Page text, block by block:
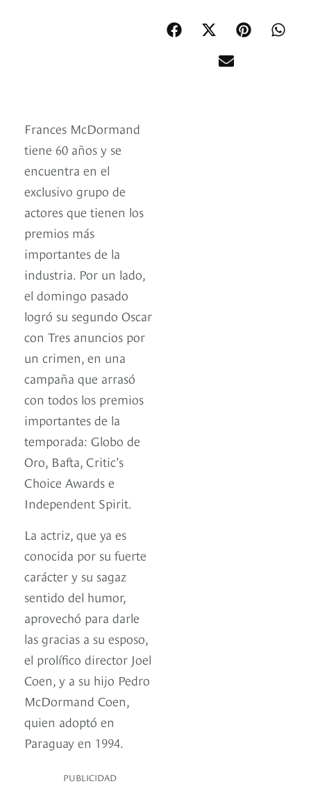
Frances McDormand
tiene 60 años y se
encuentra en el
exclusivo grupo de
actores que tienen los
premios más
importantes de la
industria. Por un lado,
el domingo pasado
logró su segundo Oscar
con Tres anuncios por
un crimen, en una
campaña que arrasó
con todos los premios
importantes de la
temporada: Globo de
Oro, Bafta, Critic’s
Choice Awards e
Independent Spirit.
La actriz, que ya es
conocida por su fuerte
carácter y su sagaz
sentido del humor,
aprovechó para darle
las gracias a su esposo,
el prolífico director Joel
Coen, y a su hijo Pedro
McDormand Coen,
quien adoptó en
Paraguay en 1994.
PUBLICIDAD